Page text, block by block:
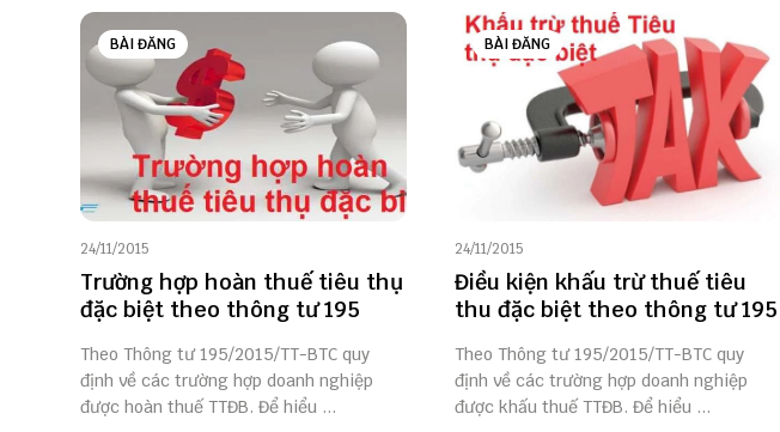
BÀI ĐĂNG
24/11/2015
Trường hợp hoàn thuế tiêu thụ
đặc biệt theo thông tư 195
Theo Thông tư 195/2015/TT-BTC quy
định về các trường hợp doanh nghiệp
được hoàn thuế TTĐB. Để hiểu ...
BÀI ĐĂNG
24/11/2015
Điều kiện khấu trừ thuế tiêu
thu đặc biệt theo thông tư 195
Theo Thông tư 195/2015/TT-BTC quy
định về các trường hợp doanh nghiệp
được khấu thuế TTĐB. Để hiểu ...